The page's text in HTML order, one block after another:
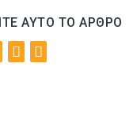
ΑΥΤΌ ΤΟ ΆΡΘΡΟ